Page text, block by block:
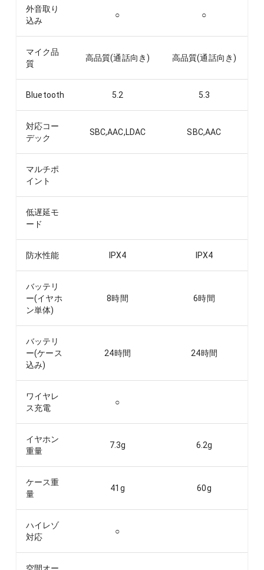
外音取り
込み
○ ○
マイク品
質
高品質(通話向き) 高品質(通話向き)
Bluetooth 5.2 5.3
対応コー
デック
SBC,AAC,LDAC SBC,AAC
マルチポ
イント
低遅延モ
ード
防水性能 IPX4 IPX4
バッテリ
ー(イヤホ
ン単体)
8時間 6時間
バッテリ
ー(ケース
込み)
24時間 24時間
ワイヤレ
ス充電
○
イヤホン
重量
7.3g 6.2g
ケース重
量
41 g 60g
ハイレゾ
対応
○